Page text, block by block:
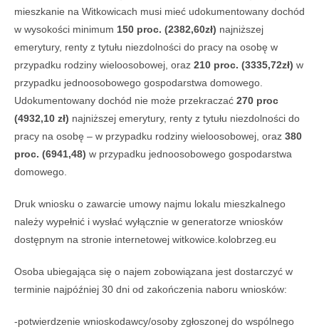
mieszkanie na Witkowicach musi mieć udokumentowany dochód
w wysokości minimum 150 proc. (2382,60zł) najniższej
emerytury, renty z tytułu niezdolności do pracy na osobę w
przypadku rodziny wieloosobowej, oraz 210 proc. (3335,72zł) w
przypadku jednoosobowego gospodarstwa domowego.
Udokumentowany dochód nie może przekraczać 270 proc
(4932,10 zł) najniższej emerytury, renty z tytułu niezdolności do
pracy na osobę – w przypadku rodziny wieloosobowej, oraz 380
proc. (6941,48) w przypadku jednoosobowego gospodarstwa
domowego.
Druk wniosku o zawarcie umowy najmu lokalu mieszkalnego
należy wypełnić i wysłać wyłącznie w generatorze wniosków
dostępnym na stronie internetowej witkowice.kolobrzeg.eu
Osoba ubiegająca się o najem zobowiązana jest dostarczyć w
terminie najpóźniej 30 dni od zakończenia naboru wniosków:
-potwierdzenie wnioskodawcy/osoby zgłoszonej do wspólnego